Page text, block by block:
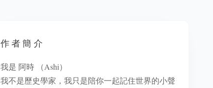
作者簡介
我是 阿時 （Ashi）
我不是歷史學家，我只是陪你一起記住世界的小聲